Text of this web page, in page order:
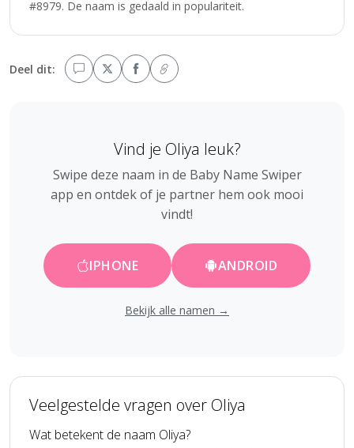
#8979. De naam is gedaald in populariteit.
Deel dit:
Vind je Oliya leuk?
Swipe deze naam in de Baby Name Swiper
app en ontdek of je partner hem ook mooi
vindt!
IPHONE ANDROID
Bekijk alle namen →
Veelgestelde vragen over Oliya
Wat betekent de naam Oliya?